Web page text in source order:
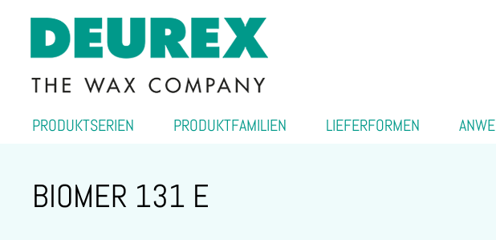
PRODUKTSERIEN PRODUKTFAMILIEN LIEFERFORMEN
BIOMER 131 E